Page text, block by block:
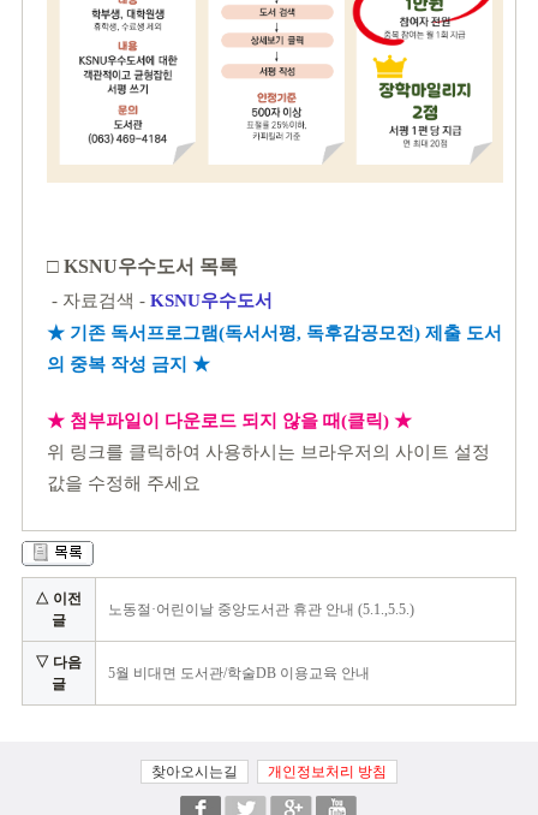
□ KSNU우수도서 목록
- 자료검색 - KSNU우수도서
★ 기존 독서프로그램(독서서평, 독후감공모전) 제출 도서
의 중복 작성 금지 ★
★ 첨부파일이 다운로드 되지 않을 때(클릭) ★
위 링크를 클릭하여 사용하시는 브라우저의 사이트 설정
값을 수정해 주세요
△ 이전
글
노동절·어린이날 중앙도서관 휴관 안내 (5.1.,5.5.)
▽ 다음
글
5월 비대면 도서관/학술DB 이용교육 안내
찾아오시는길 개인정보처리 방침